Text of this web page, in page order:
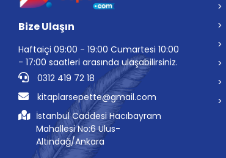
Bize Ulaşın
Haftaiçi 09:00 - 19:00 Cumartesi 10:00
- 17:00 saatleri arasında ulaşabilirsiniz.
0312 419 72 18
kitaplarsepette@gmail.com
İstanbul Caddesi Hacıbayram
Mahallesi No:6 Ulus-
Altındağ/Ankara